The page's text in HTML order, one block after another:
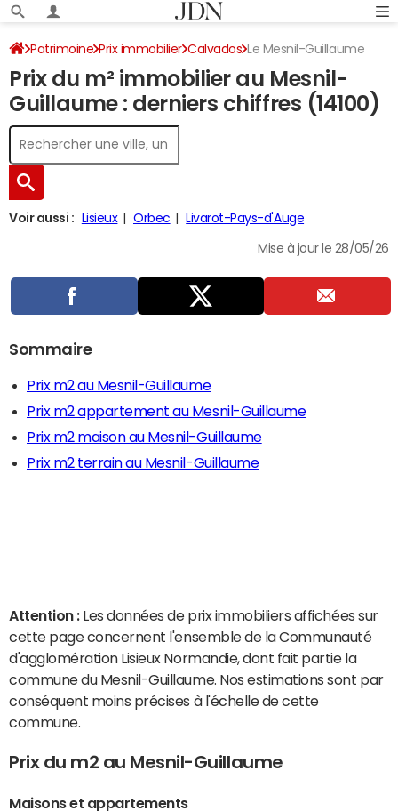
Patrimoine Prix immobilier Calvados Le Mesnil-Guillaume
Prix du m² immobilier au Mesnil-
Guillaume : derniers chiffres (14100)
Voir aussi : Lisieux Orbec Livarot-Pays-d'Auge
Mise à jour le 28/05/26
Sommaire
Prix m2 au Mesnil-Guillaume
Prix m2 appartement au Mesnil-Guillaume
Prix m2 maison au Mesnil-Guillaume
Prix m2 terrain au Mesnil-Guillaume
Attention : Les données de prix immobiliers affichées sur
cette page concernent l'ensemble de la Communauté
d'agglomération Lisieux Normandie, dont fait partie la
commune du Mesnil-Guillaume. Nos estimations sont par
conséquent moins précises à l'échelle de cette
commune.
Prix du m2 au Mesnil-Guillaume
Maisons et appartements